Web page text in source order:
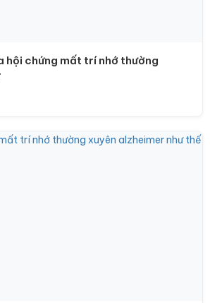
hội chứng mất trí nhớ thường